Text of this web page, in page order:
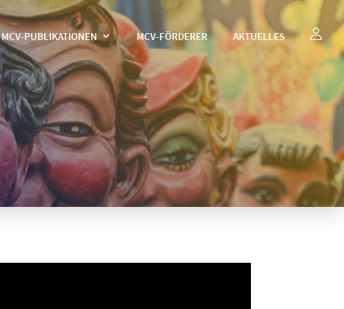
MCV-PUBLIKATIONEN MCV-FÖRDERER AKTUELLES